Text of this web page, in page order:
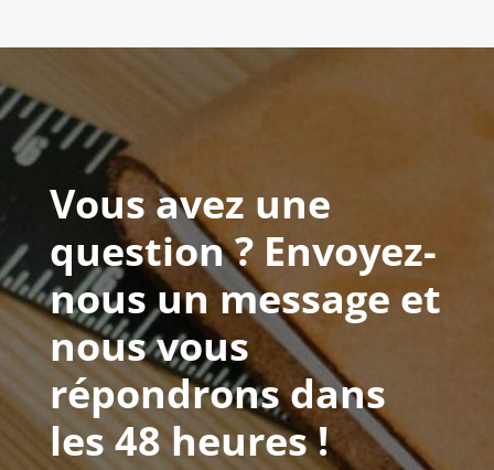
Vous avez une
question ? Envoyez-
nous un message et
nous vous
répondrons dans
les 48 heures !